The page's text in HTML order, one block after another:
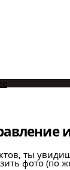
ты
фото